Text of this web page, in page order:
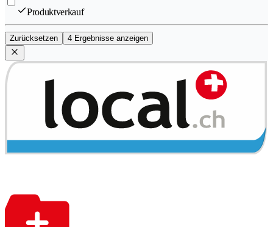
Produktverkauf
Zurücksetzen 4 Ergebnisse anzeigen